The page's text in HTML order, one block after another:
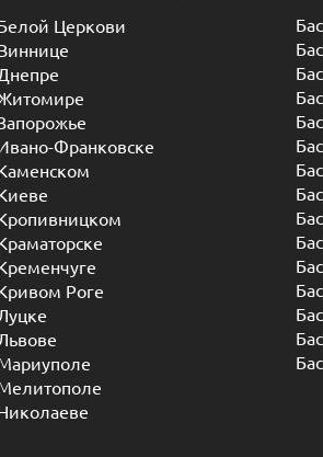
Церкови
Франковске
Роге